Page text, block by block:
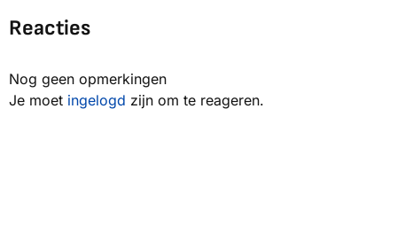
Reacties
Nog geen opmerkingen
Je moet ingelogd zijn om te reageren.